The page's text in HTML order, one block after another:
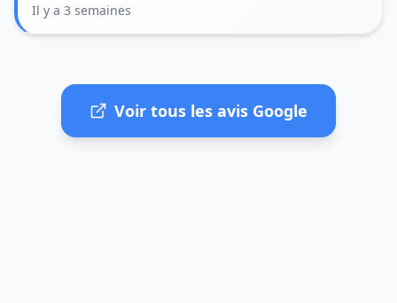
Il y a 3 semaines
Voir tous les avis Google